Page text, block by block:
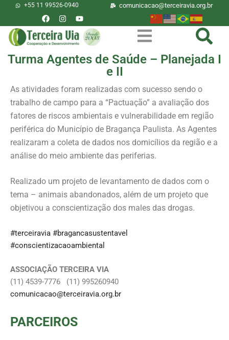
+55 11 99526-0940 comunicacao@terceiravia.org.br
Turma Agentes de Saúde – Planejada I
e II
As atividades foram realizadas com sucesso sendo o
trabalho de campo para a “Pactuação” a avaliação dos
fatores de riscos ambientais e vulnerabilidade em região
periférica do Município de Bragança Paulista. As Agentes
realizaram a coleta de dados nos domicílios da região e a
análise do meio ambiente das periferias.
Realizado um projeto de levantamento de dados com o
tema – animais abandonados, além de um projeto que
objetivou a conscientização dos males das drogas.
#terceiravia #bragancasustentavel
#conscientizacaoambiental
ASSOCIAÇÃO TERCEIRA VIA
(11) 4539-7776 (11) 995260940
comunicacao@terceiravia.org.br
PARCEIROS